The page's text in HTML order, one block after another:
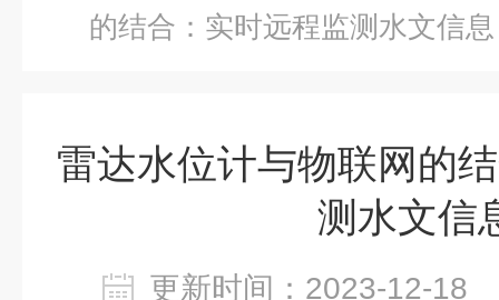
的结合：实时远程监测水文信息
雷达水位计与物联网的
测水文信
更新时间：2023-12-